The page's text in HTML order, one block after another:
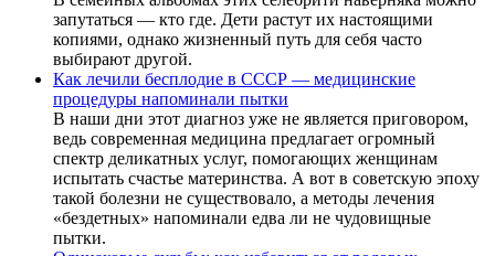
запутаться — кто где. Дети растут их настоящими
копиями, однако жизненный путь для себя часто
выбирают другой.
Как лечили бесплодие в СССР — медицинские
процедуры напоминали пытки
В наши дни этот диагноз уже не является приговором,
ведь современная медицина предлагает огромный
спектр деликатных услуг, помогающих женщинам
испытать счастье материнства. А вот в советскую эпоху
такой болезни не существовало, а методы лечения
«бездетных» напоминали едва ли не чудовищные
пытки.